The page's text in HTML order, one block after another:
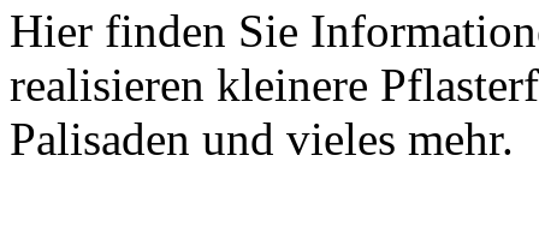
Hier finden Sie
realisieren kleinere
Palisaden und vieles mehr.